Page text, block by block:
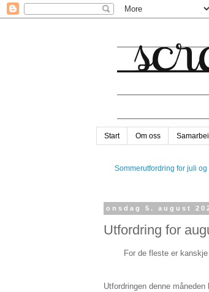
Start Om oss
Sommerutfordring for juli
onsdag 5. august
Utfordring for
For de fleste er
Utfordringen denne